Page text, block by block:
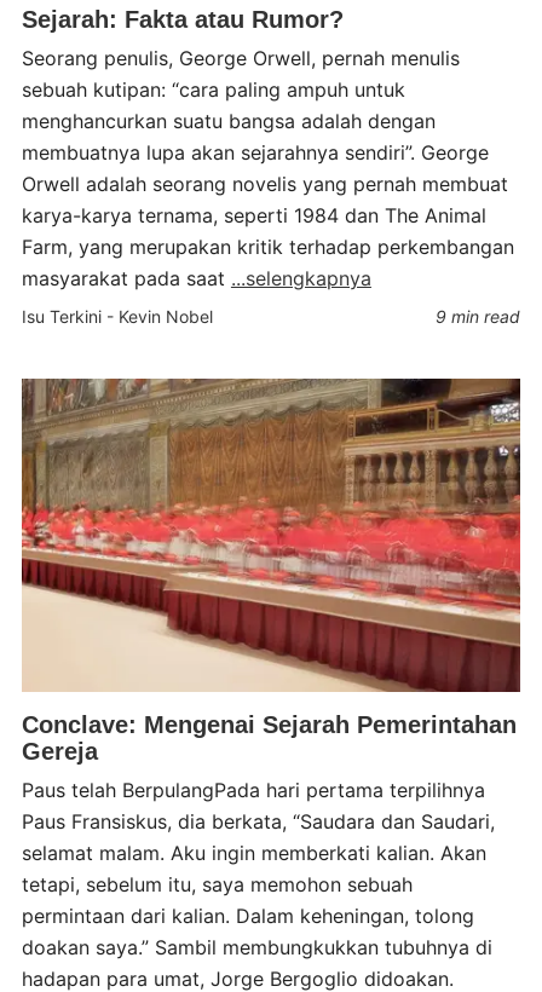
Sejarah: Fakta atau Rumor?
Seorang penulis, George Orwell, pernah menulis
sebuah kutipan: “cara paling ampuh untuk
menghancurkan suatu bangsa adalah dengan
membuatnya lupa akan sejarahnya sendiri”. George
Orwell adalah seorang novelis yang pernah membuat
karya-karya ternama, seperti 1984 dan The Animal
Farm, yang merupakan kritik terhadap perkembangan
masyarakat pada saat ...selengkapnya
Isu Terkini - Kevin Nobel 9 min read
Conclave: Mengenai Sejarah Pemerintahan
Gereja
Paus telah BerpulangPada hari pertama terpilihnya
Paus Fransiskus, dia berkata, “Saudara dan Saudari,
selamat malam. Aku ingin memberkati kalian. Akan
tetapi, sebelum itu, saya memohon sebuah
permintaan dari kalian. Dalam keheningan, tolong
doakan saya.” Sambil membungkukkan tubuhnya di
hadapan para umat, Jorge Bergoglio didoakan.